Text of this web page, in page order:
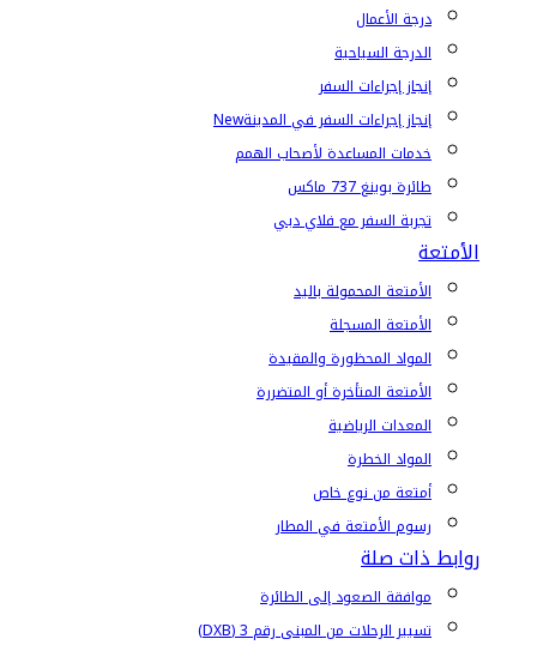
درجة الأعمال
الدرجة السياحية
إنجاز إجراءات السفر
إنجاز إجراءات السفر في المدينةNew
خدمات المساعدة لأصحاب الهمم
طائرة بوينغ 737 ماكس
تجربة السفر مع فلاي دبي
الأمتعة
الأمتعة المحمولة باليد
الأمتعة المسجلة
المواد المحظورة والمقيدة
الأمتعة المتأخرة أو المتضررة
المعدات الرياضية
المواد الخطرة
أمتعة من نوع خاص
رسوم الأمتعة في المطار
روابط ذات صلة
موافقة الصعود إلى الطائرة
تسيير الرحلات من المبنى رقم 3 (DXB)